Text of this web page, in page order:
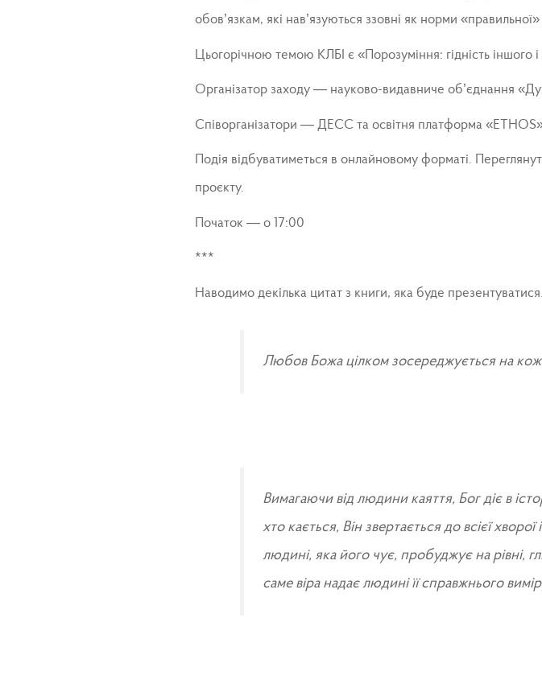
обов’язкам, які нав’язуються ззовні як норми
Цьогорічною темою КЛБІ є «Порозуміння: гідність іншого
Організатор заходу — науково-видавниче об’єднання
Співорганізатори — ДЕСС та освітня платформа
Подія відбуватиметься в онлайновому форматі.
проєкту.
Початок — о 17:00
***
Наводимо декілька цитат з книги, яка буде презентуватися.
Любов Божа цілком зосереджується на
Вимагаючи від людини каяття, Бог діє в
хто кається, Він звертається до всієї
людині, яка його чує, пробуджує на рівні,
саме віра надає людині її справжнього